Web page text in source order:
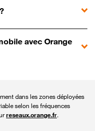
avec Orange
dans les zones déployées
selon les fréquences
reseaux.orange.fr.